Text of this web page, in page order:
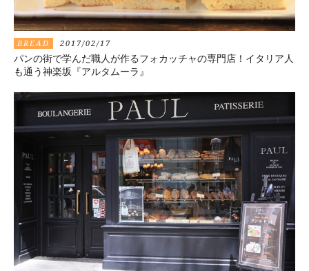
BREAD 2017/02/17
パンの街で学んだ職人が作るフォカッチャの専門店！イタリア人
も通う神楽坂『アルタムーラ』